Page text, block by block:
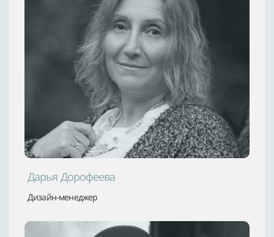
Дарья Дорофеева
Дизайн-менеджер